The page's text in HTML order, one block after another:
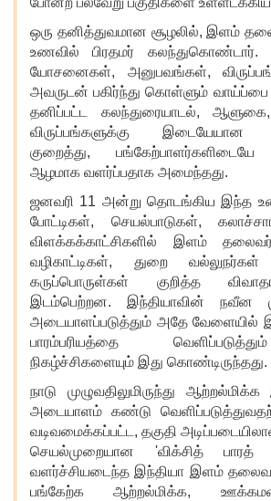
ஒரு தனித்துவமான சூழலில், இளம்
உணவில் பிரதமர்
யோசனைகள், அனுபவங்கள்,
அவருடன் பகிர்ந்து கொள்ளும்
தனிப்பட்ட கலந்துரையாடல்,
விருப்பங்களுக்கு இடையேயான
குறைத்து,
ஆழமாக வளர்ப்பதாக அமைந்தது.
ஜனவரி 11 அன்று தொடங்கிய இந்த
போட்டிகள், செயல்பாடுகள்,
விளக்கக்காட்சிகளில் இளம்
வழிகாட்டிகள், துறை வல்லுநர்கள்
கருப்பொருள்கள் குறித்த
இடம்பெற்றன. இந்தியாவின் நவீன
அடையாளப்படுத்தும் அதே வேளையில்
பாரம்பரியத்தை
நிகழ்ச்சிகளையும் இது கொண்டிருந்தது.
நாடு முழுவதிலுமிருந்து
அடையாளம் கண்டு
வடிவமைக்கப்பட்ட, தகுதி
செயல்முறையான 'விக்சித்
வளர்ச்சியடைந்த இந்தியா இளம்
பங்கேற்க ஆற்றல்மிக்க,